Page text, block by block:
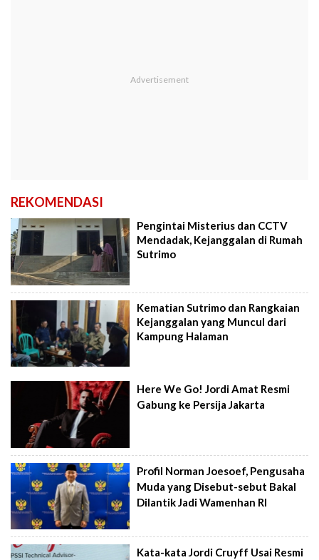
REKOMENDASI
Pengintai Misterius dan CCTV
Mendadak, Kejanggalan di Rumah
Sutrimo
Kematian Sutrimo dan Rangkaian
Kejanggalan yang Muncul dari
Kampung Halaman
Here We Go! Jordi Amat Resmi
Gabung ke Persija Jakarta
Profil Norman Joesoef, Pengusaha
Muda yang Disebut-sebut Bakal
Dilantik Jadi Wamenhan RI
Kata-kata Jordi Cruyff Usai Resmi